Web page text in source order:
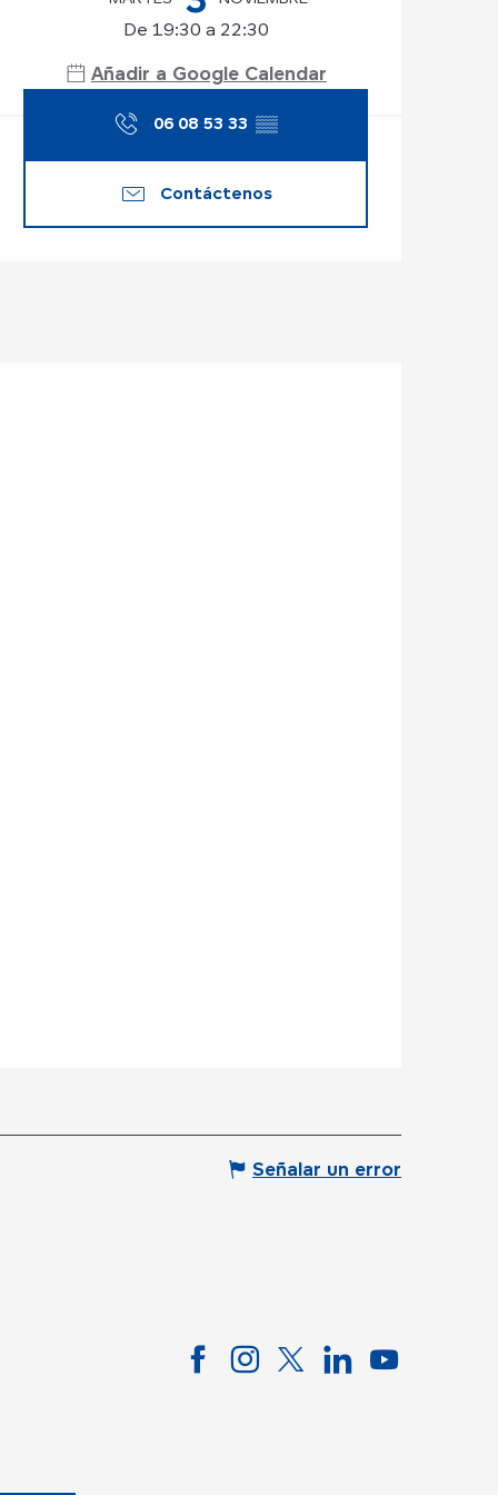
De 19:30 a 22:30
Añadir a Google Calendar
06 08 53 33 ▒▒
Contáctenos
Señalar un error